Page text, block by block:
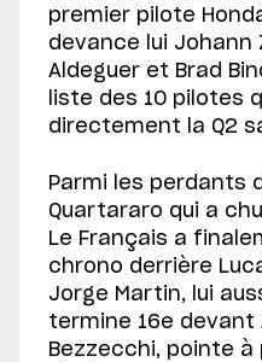
premier pilote
devance lui Johann
Aldeguer et Brad
liste des 10 pilotes
directement la Q2
Parmi les perdants
Quartararo qui a
Le Français a
chrono derrière
Jorge Martin, lui
termine 16e devant
Bezzecchi, pointe à